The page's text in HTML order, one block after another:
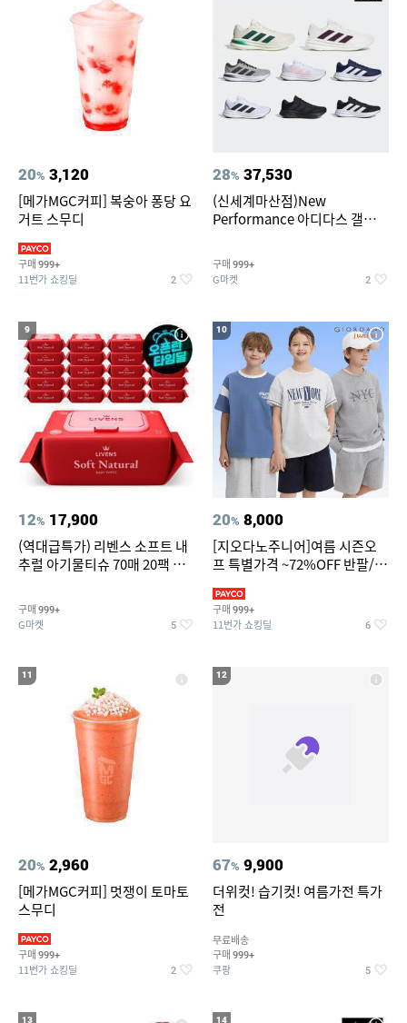
20% 3,120
[메가MGC커피] 복숭아 퐁당 요
거트 스무디
구매 999+
11번가 쇼킹딜 2
28% 37,530
(신세계마산점)New
Performance 아디다스 갤럭시
구매 999+
G마켓 2
9
12% 17,900
(역대급특가) 리벤스 소프트 내
추럴 아기물티슈 70매 20팩 캡
구매 999+
G마켓 5
10
20% 8,000
[지오다노주니어]여름 시즌오
프 특별가격 ~72%OFF 반팔/반
구매 999+
11번가 쇼킹딜 6
11
20% 2,960
[메가MGC커피] 멋쟁이 토마토
스무디
구매 999+
11번가 쇼킹딜 2
12
67% 9,900
더위컷! 습기컷! 여름가전 특가
전
무료배송
구매 999+
쿠팡 5
13 14